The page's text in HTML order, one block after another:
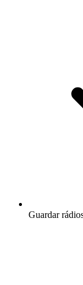
Guardar